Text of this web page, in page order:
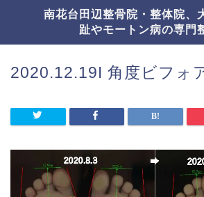
南花台田辺整骨院・整体院、
趾やモートン病の専門
2020.12.19I 角度ビフォ